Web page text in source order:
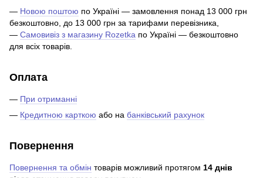
— Новою поштою по Україні — замовлення понад 13 000 грн
безкоштовно, до 13 000 грн за тарифами перевізника,
— Самовивіз з магазину Rozetka по Україні — безкоштовно
для всіх товарів.
Оплата
— При отриманні
— Кредитною карткою або на банківський рахунок
Повернення
Повернення та обмін товарів можливий протягом 14 днів